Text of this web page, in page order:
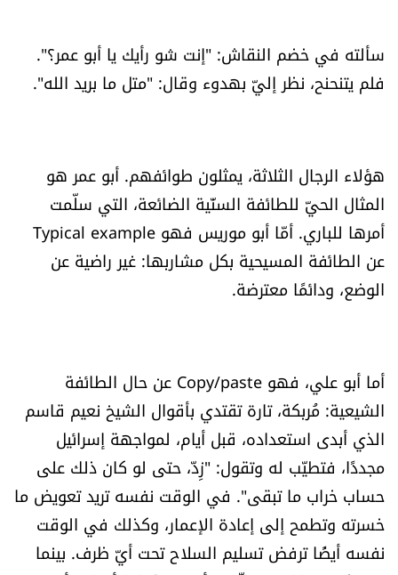
سألته في خضم النقاش: "إنت شو رأيك يا أبو عمر؟".
فلم يتنحنح، نظر إليّ بهدوء وقال: "متل ما بريد الله".
هؤلاء الرجال الثلاثة، يمثلون طوائفهم. أبو عمر هو
المثال الحيّ للطائفة السنّية الضائعة، التي سلّمت
أمرها للباري. أمّا أبو موريس فهو Typical example
عن الطائفة المسيحية بكل مشاربها: غير راضية عن
الوضع، ودائمًا معترضة.
أما أبو علي، فهو Copy/paste عن حال الطائفة
الشيعية: مُربكة، تارة تقتدي بأقوال الشيخ نعيم قاسم
الذي أبدى استعداده، قبل أيام، لمواجهة إسرائيل
مجددًا، فتطيّب له وتقول: "زِدّ، حتى لو كان ذلك على
حساب خراب ما تبقى". في الوقت نفسه تريد تعويض ما
خسرته وتطمح إلى إعادة الإعمار، وكذلك في الوقت
نفسه أيضًا ترفض تسليم السلاح تحت أيّ ظرف. بينما